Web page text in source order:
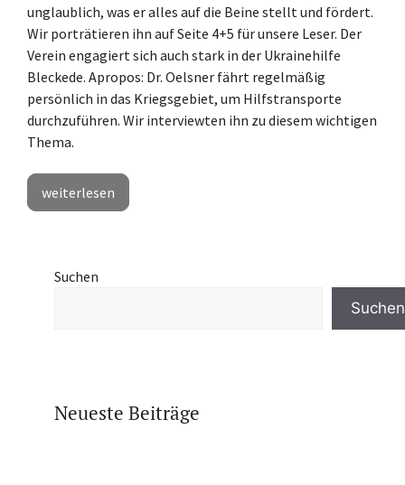
unglaublich, was er alles auf die Beine stellt und fördert.
Wir porträtieren ihn auf Seite 4+5 für unsere Leser. Der
Verein engagiert sich auch stark in der Ukrainehilfe
Bleckede. Apropos: Dr. Oelsner fährt regelmäßig
persönlich in das Kriegsgebiet, um Hilfstransporte
durchzuführen. Wir interviewten ihn zu diesem wichtigen
Thema.
weiterlesen
Suchen
Suchen
Neueste Beiträge